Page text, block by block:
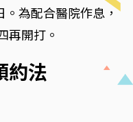
。為配合醫院作息，
再開打。
約法